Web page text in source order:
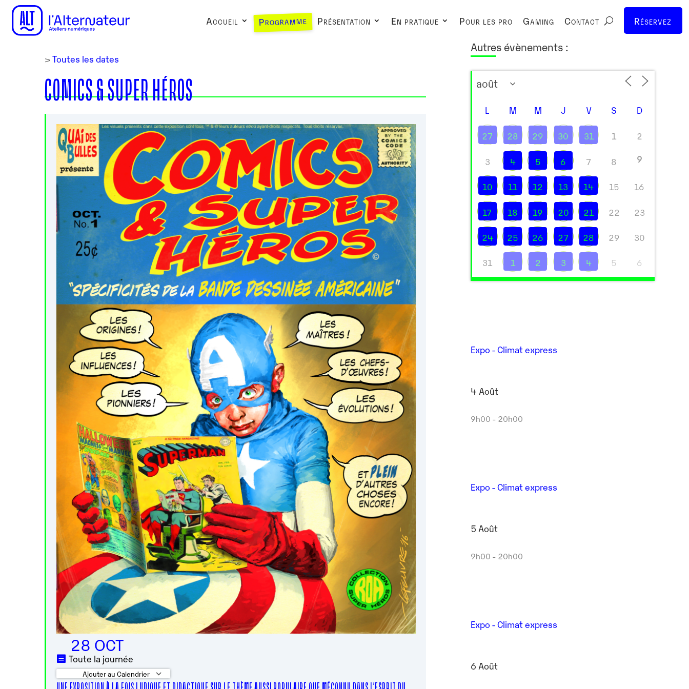
Accueil Programme Présentation En pratique Pour les pro Gaming Contact Réservez
> Toutes les dates
COMICS & SUPER HÉROS
28 OCT
Toute la journée
Ajouter au Calendrier
Autres évènements :
L M M J V S D
27 28 29 30 31 1 2
3 4 5 6 7 8 9
10 11 12 13 14 15 16
17 18 19 20 21 22 23
24 25 26 27 28 29 30
31 1 2 3 4 5 6
Expo - Climat express
4 Août
9h00 - 20h00
Expo - Climat express
5 Août
9h00 - 20h00
Expo - Climat express
6 Août